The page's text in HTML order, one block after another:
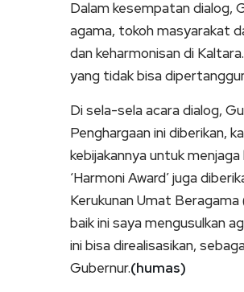
Dalam kesempatan dialog,
agama, tokoh masyarakat
dan keharmonisan di
yang tidak bisa
Di sela-sela acara dialog,
Penghargaan ini diberikan,
kebijakannya untuk
‘Harmoni Award’ juga
Kerukunan Umat
baik ini saya mengusulkan
ini bisa direalisasikan,
Gubernur.(humas)